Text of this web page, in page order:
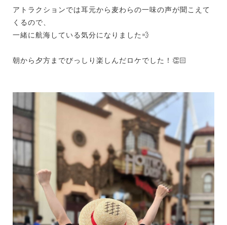
アトラクションでは耳元から麦わらの一味の声が聞こえて
くるので、
一緒に航海している気分になりました 💨
朝から夕方までびっしり楽しんだロケでした！ 👏🏻